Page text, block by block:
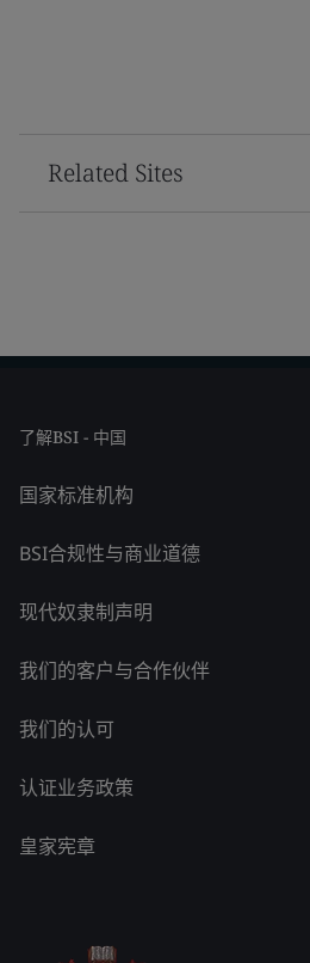
Related Sites
了解BSI - 中国
国家标准机构
BSI合规性与商业道德
现代奴隶制声明
我们的客户与合作伙伴
我们的认可
认证业务政策
皇家宪章